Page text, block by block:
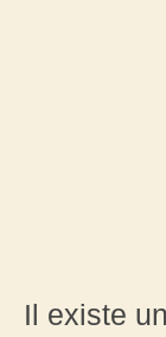
Il existe un